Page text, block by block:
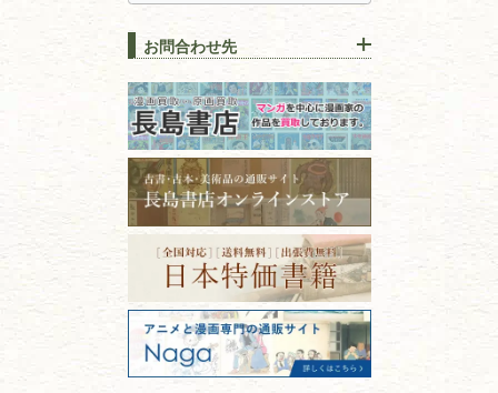
趣味・教養
書道
拓本・法帖・碑帖
篆刻・印譜
書道具
美術書・アート本・
デザイン本
カメラ・撮影術
古本を高く売る方法！買取で
上手な売り方のコツを解説
古本の保管方法と劣化する原
因！適切な管理で長持ちさせ
るコツ
古本は汚れていると買取でき
ない？適切な保管方法とクリ
ーニング！
ISBNコードとは？書籍の識別
番号の意味と役割を解説
価値ある古書を売るポイント
と注意点
栃木県
山梨県
新潟県
長野県
愛知県
石川県
福井県
福島県
富山県
青森県
岩手県
宮城県
秋田県
山形県
岐阜県
三重県
滋賀県
京都府
大阪府
兵庫県
奈良県
お問合わせ先
古本買取専門店 長島書店
〒101-0051
東京都千代田区神田神保町2-5-1
フリーダイヤル：0120-414-548
電話：03-3512-8115
FAX：03-3512-8116
古物商許可：東京都公安委員会 第
301028901712号
古物商名称：有限会社長島書店